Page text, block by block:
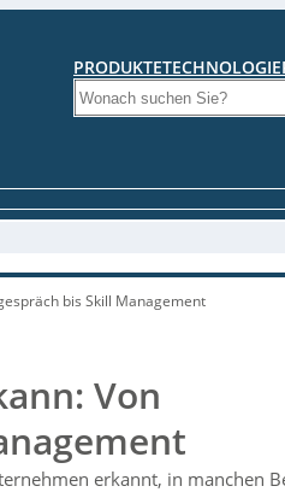
PRODUKTETECHNOLOGIE
Search
bis Skill Management
Von
erkannt, in manchen